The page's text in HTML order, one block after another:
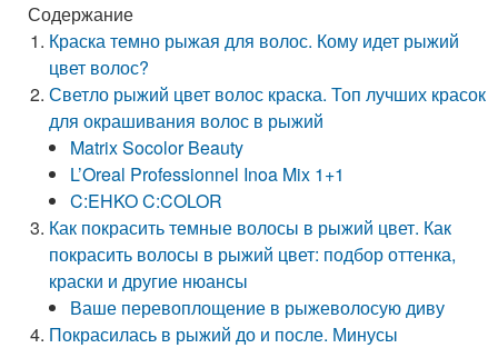
Содержание
Краска темно рыжая для волос. Кому идет рыжий
цвет волос?
Светло рыжий цвет волос краска. Топ лучших красок
для окрашивания волос в рыжий
Matrix Socolor Beauty
L’Oreal Professionnel Inoa Mix 1+1
C:EHKO C:COLOR
Как покрасить темные волосы в рыжий цвет. Как
покрасить волосы в рыжий цвет: подбор оттенка,
краски и другие нюансы
Ваше перевоплощение в рыжеволосую диву
Покрасилась в рыжий до и после. Минусы